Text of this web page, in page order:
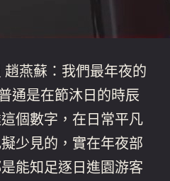
燕蘇：我們最年夜的
通是在節沐日的時辰
個數字，在日常平凡
少見的，實在年夜部
能知足逐日進園游客